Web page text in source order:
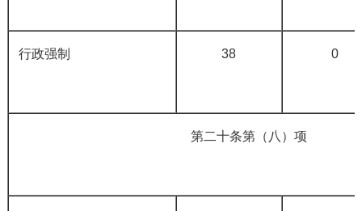
行政强制 38 0
第二十条第（八）项